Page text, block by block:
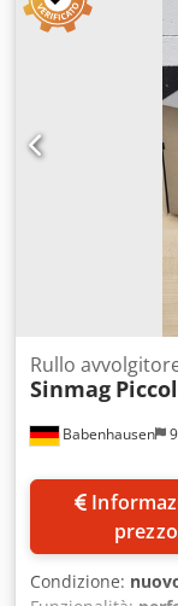
Babenhausen
Rullo
Sinmag
prezzo
Condizione: